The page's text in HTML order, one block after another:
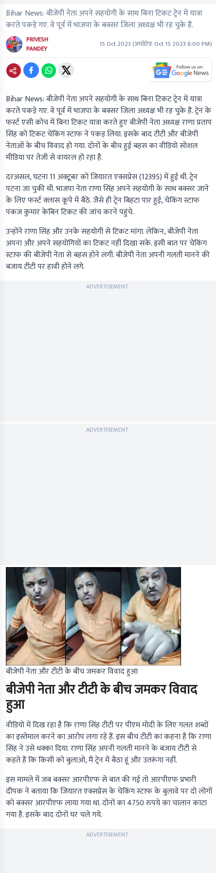
Bihar News: बीजेपी नेता अपने सहयोगी के साथ बिना टिकट ट्रेन में यात्रा
करते पकड़े गए. वे पूर्व में भाजपा के बक्सर जिला अध्यक्ष भी रह चुके हैं.
PRIVESH
PANDEY
15 Oct 2023(अपडेटेड:Oct 15 2023 8:00 PM)
Bihar News:बीजेपी नेता अपने सहयोगी के साथ बिना टिकट ट्रेन में यात्रा
करते पकड़े गए. वे पूर्व में भाजपा के बक्सर जिला अध्यक्ष भी रह चुके हैं. ट्रेन के
फर्स्ट एसी कोच में बिना टिकट यात्रा करते हुए बीजेपी नेता अध्यक्ष राणा प्रताप
सिंह को टिकट चेकिंग स्टाफ ने पकड़ लिया. इसके बाद टीटी और बीजेपी
नेताओं के बीच विवाद हो गया. दोनों के बीच हुई बहस का वीडियो सोशल
मीडिया पर तेजी से वायरल हो रहा है.
दरअसल, घटना 11 अक्टूबर को जियारत एक्सप्रेस (12395) में हुई थी. ट्रेन
पटना जा चुकी थी. भाजपा नेता राणा सिंह अपने सहयोगी के साथ बक्सर जाने
के लिए फर्स्ट क्लास कूपे में बैठे. जैसे ही ट्रेन बिहटा पार हुई, चेकिंग स्टाफ
पंकज कुमार केबिन टिकट की जांच करने पहुंचे.
उन्होंने राणा सिंह और उनके सहयोगी से टिकट मांगा. लेकिन, बीजेपी नेता
अपना और अपने सहयोगियों का टिकट नहीं दिखा सके. इसी बात पर चेकिंग
स्टाफ की बीजेपी नेता से बहस होने लगी. बीजेपी नेता अपनी गलती मानने की
बजाय टीटी पर हावी होने लगे.
ADVERTISEMENT
ADVERTISEMENT
बीजेपी नेता और टीटी के बीच जमकर विवाद हुआ
बीजेपी नेता और टीटी के बीच जमकर विवाद
हुआ
वीडियो में दिख रहा है कि राणा सिंह टीटी पर पीएम मोदी के लिए गलत शब्दों
का इस्तेमाल करने का आरोप लगा रहे हैं. इस बीच टीटी का कहना है कि राणा
सिंह ने उसे धक्का दिया. राणा सिंह अपनी गलती मानने के बजाय टीटी से
कहते हैं कि किसी को बुलाओ, मैं ट्रेन में बैठा हूं और उतरूंगा नहीं.
इस मामले में जब बक्सर आरपीएफ से बात की गई तो आरपीएफ प्रभारी
दीपक ने बताया कि जियारत एक्सप्रेस के चेकिंग स्टाफ के बुलावे पर दो लोगों
को बक्सर आरपीएफ लाया गया था. दोनों का 4750 रुपये का चालान काटा
गया है. इसके बाद दोनों घर चले गये.
ADVERTISEMENT